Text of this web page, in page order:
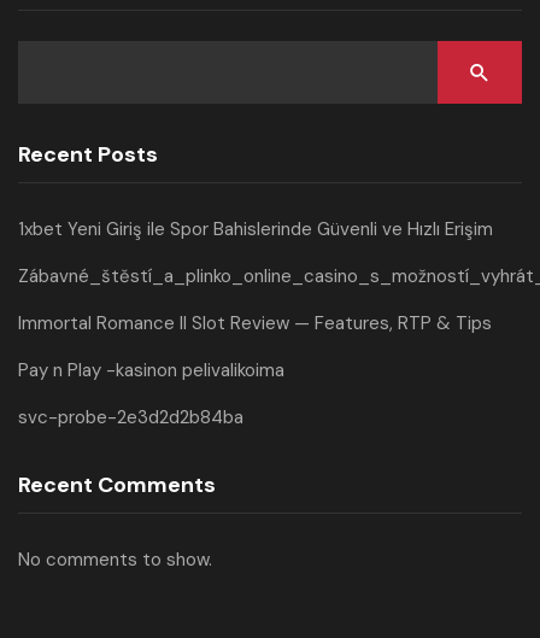
Recent Posts
1xbet Yeni Giriş ile Spor Bahislerinde Güvenli ve Hızlı Erişim
Immortal Romance II Slot Review — Features, RTP & Tips
Pay n Play -kasinon pelivalikoima
svc-probe-2e3d2d2b84ba
Recent Comments
No comments to show.